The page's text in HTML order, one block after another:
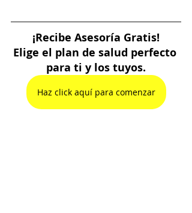
¡Recibe Asesoría Gratis!
Elige el plan de salud perfecto
para ti y los tuyos.
Haz click aquí para comenzar